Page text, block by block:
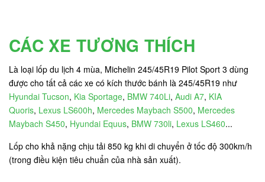
CÁC XE TƯƠNG THÍCH
Là loại lốp du lịch 4 mùa, Michelin 245/45R19 Pilot Sport 3 dùng
được cho tất cả các xe có kích thước bánh là 245/45R19 như
Hyundai Tucson, Kia Sportage, BMW 740Li, Audi A7, KIA
Quoris, Lexus LS600h, Mercedes Maybach S500, Mercedes
Maybach S450, Hyundai Equus, BMW 730li, Lexus LS460...
Lốp cho khả nặng chịu tải 850 kg khi di chuyển ở tốc độ 300km/h
(trong điều kiện tiêu chuẩn của nhà sản xuất).